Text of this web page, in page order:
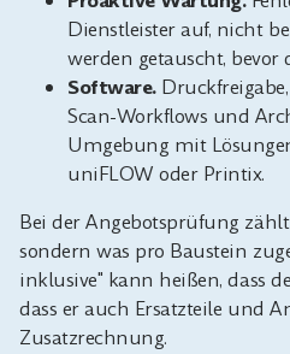
Dienstleister auf, nicht
werden getauscht, bevor
Software.
Scan-Workflows und
Umgebung mit
uniFLOW oder Printix.
Bei der Angebotsprüfung
sondern was pro Baustein
inklusive" kann heißen, dass
dass er auch Ersatzteile und
Zusatzrechnung.